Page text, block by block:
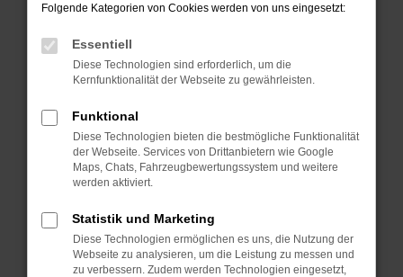
Prüfe deine Browsererweiterungen.
Manche Erweiterungen, wie Werbeblocker,
können das Laden bestimmter Seiten
verhindern. Funktioniert die Seite in einem
Fenster?
Starte dein Gerät neu.
Das kann manchmal helfen, vorübergehende
Probleme zu beheben.
Betriebssystem auf dem neuesten Stand
sind.
Veraltete Software birgt nicht nur ein
Folgende Kategorien von Cookies werden von uns eingesetzt:
Essentiell
Diese Technologien sind erforderlich, um die
Kernfunktionalität der Webseite zu gewährleisten.
Funktional
Diese Technologien bieten die bestmögliche Funktionalität
der Webseite. Services von Drittanbietern wie Google
Maps, Chats, Fahrzeugbewertungssystem und weitere
werden aktiviert.
Statistik und Marketing
Diese Technologien ermöglichen es uns, die Nutzung der
Webseite zu analysieren, um die Leistung zu messen und
zu verbessern. Zudem werden Technologien eingesetzt,